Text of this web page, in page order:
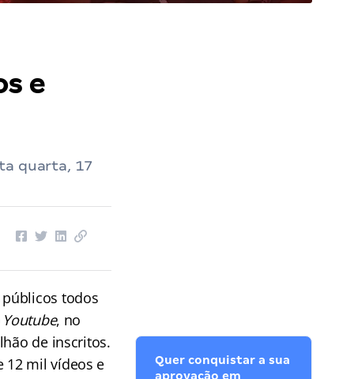
e
quarta, 17
todos
Youtube, no
de inscritos.
12 mil vídeos e
Quer conquistar a sua
aprovação em